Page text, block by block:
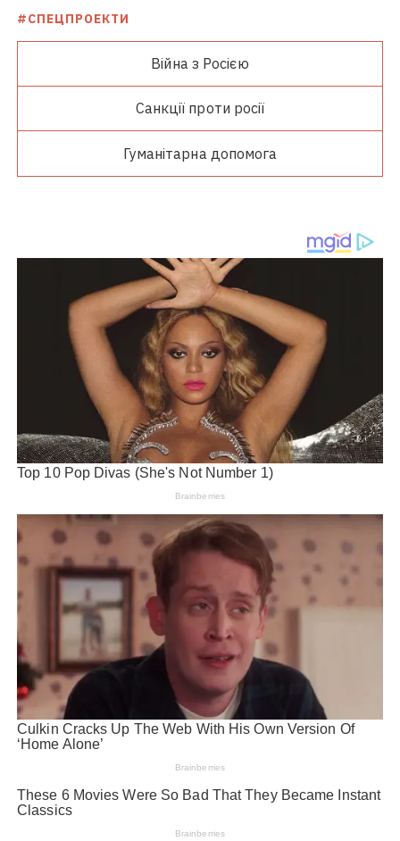
#СПЕЦПРОЕКТИ
Війна з Росією
Санкції проти росії
Гуманітарна допомога